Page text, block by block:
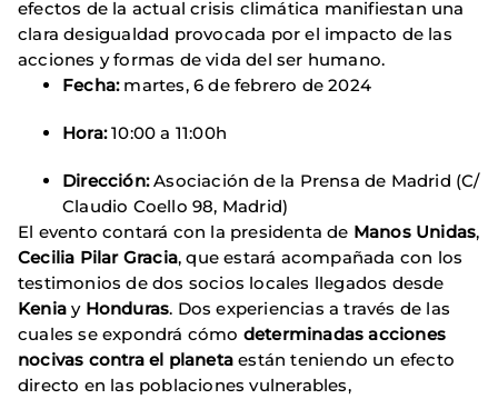
efectos de la actual crisis climática manifiestan una
clara desigualdad provocada por el impacto de las
acciones y formas de vida del ser humano.
Fecha: martes, 6 de febrero de 2024
Hora:10:00 a 11:00h
Dirección:Asociación de la Prensa de Madrid (C/
Claudio Coello 98, Madrid)
El evento contará con la presidenta de Manos Unidas,
Cecilia Pilar Gracia, que estará acompañada con los
testimonios de dos socios locales llegados desde
Keniay Honduras. Dos experiencias a través de las
cuales se expondrá cómo determinadas acciones
nocivas contra el planeta están teniendo un efecto
directo en las poblaciones vulnerables,